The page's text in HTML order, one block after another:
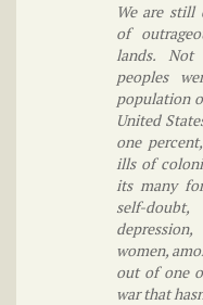
We are still
of
lands.
peoples
population
United
one
ills of
its many
self-
women,
out of one
war that